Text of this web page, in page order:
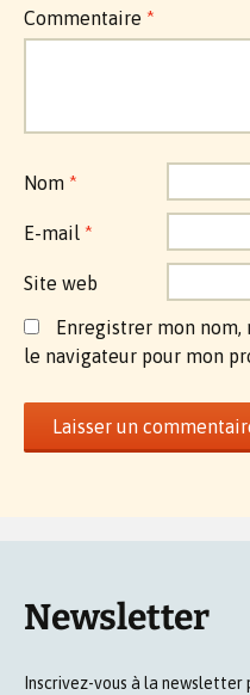
Commentaire *
Nom *
E-mail *
Site web
Enregistrer mon
le navigateur pour mon
Newsletter
Inscrivez-vous à la newsletter